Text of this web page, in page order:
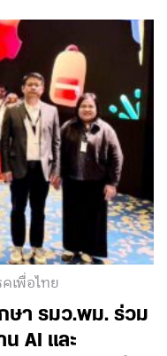
เพื่อไทย
ษา รมว.พม. ร่วม
AI และ